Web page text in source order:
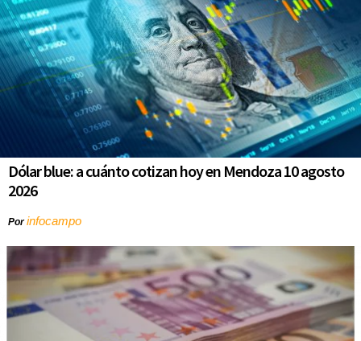
Dólar blue: a cuánto cotizan hoy en Mendoza 10 agosto
2026
Porinfocampo